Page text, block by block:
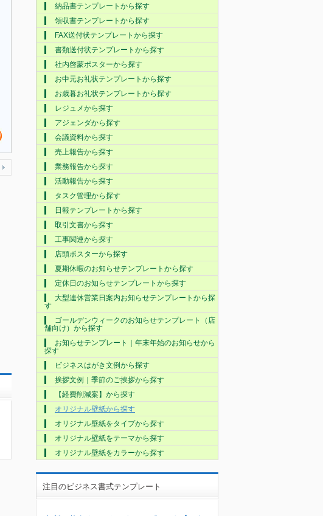
納品書テンプレートから探す
領収書テンプレートから探す
FAX送付状テンプレートから探す
書類送付状テンプレートから探す
社内啓蒙ポスターから探す
お中元お礼状テンプレートから探す
お歳暮お礼状テンプレートから探す
レジュメから探す
アジェンダから探す
会議資料から探す
売上報告から探す
業務報告から探す
活動報告から探す
タスク管理から探す
日報テンプレートから探す
取引文書から探す
工事関連から探す
店頭ポスターから探す
夏期休暇のお知らせテンプレートから探す
定休日のお知らせテンプレートから探す
大型連休営業日案内お知らせテンプレートから探
す
ゴールデンウィークのお知らせテンプレート（店
舗向け）から探す
お知らせテンプレート｜年末年始のお知らせから
探す
ビジネスはがき文例から探す
挨拶文例｜季節のご挨拶から探す
【経費削減案】から探す
オリジナル壁紙から探す
オリジナル壁紙をタイプから探す
オリジナル壁紙をテーマから探す
オリジナル壁紙をカラーから探す
注目のビジネス書式テンプレート